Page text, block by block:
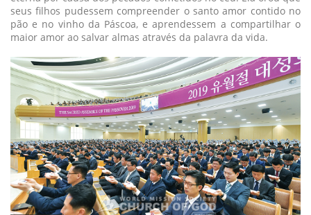
seus filhos pudessem compreender o santo amor contido no
pão e no vinho da Páscoa, e aprendessem a compartilhar o
maior amor ao salvar almas através da palavra da vida.